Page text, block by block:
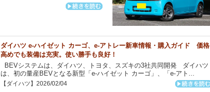
ダイハツ e-ハイゼット カーゴ、e-アトレー新車情報・購入ガイド 価格
高めでも装備は充実。使い勝手も良好！
BEVシステムは、ダイハツ、トヨタ、スズキの3社共同開発 ダイハツ
は、初の量産BEVとなる新型「e-ハイゼット カーゴ」、「e-アト...
【ダイハツ】2026/02/04